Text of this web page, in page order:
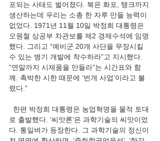
포되는 사태도 벌어졌다. 북은 화포, 탱크까지
생산하는데 우리는 소총 한 자루 만들 능력이
없었다. 1971년 11월 10일 박정희 대통령은
오원철 상공부 차관보를 제2 경제수석에 임명
했다. 그리고 “예비군 20개 사단을 무장시킬
수 있는 병기 개발에 착수하라”고 지시했다.
“연말까지 시제품을 만들라”는 시간표와 함
께. 촉박한 시한 때문에 ‘번개 사업’이라고 불
렸다.”
한편 박정희 대통령은 농업혁명을 물적 토대
로 출발했다. ‘씨앗론’은 과학기술의 씨앗이었
다. 통일벼가 등장한다. 그 과학기술의 정신이